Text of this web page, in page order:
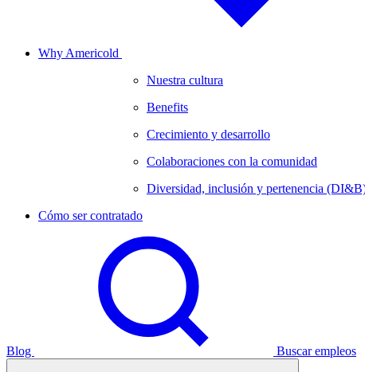
Why Americold
Nuestra cultura
Benefits
Crecimiento y desarrollo
Colaboraciones con la comunidad
Diversidad, inclusión y pertenencia
Cómo ser contratado
Blog Buscar empleos